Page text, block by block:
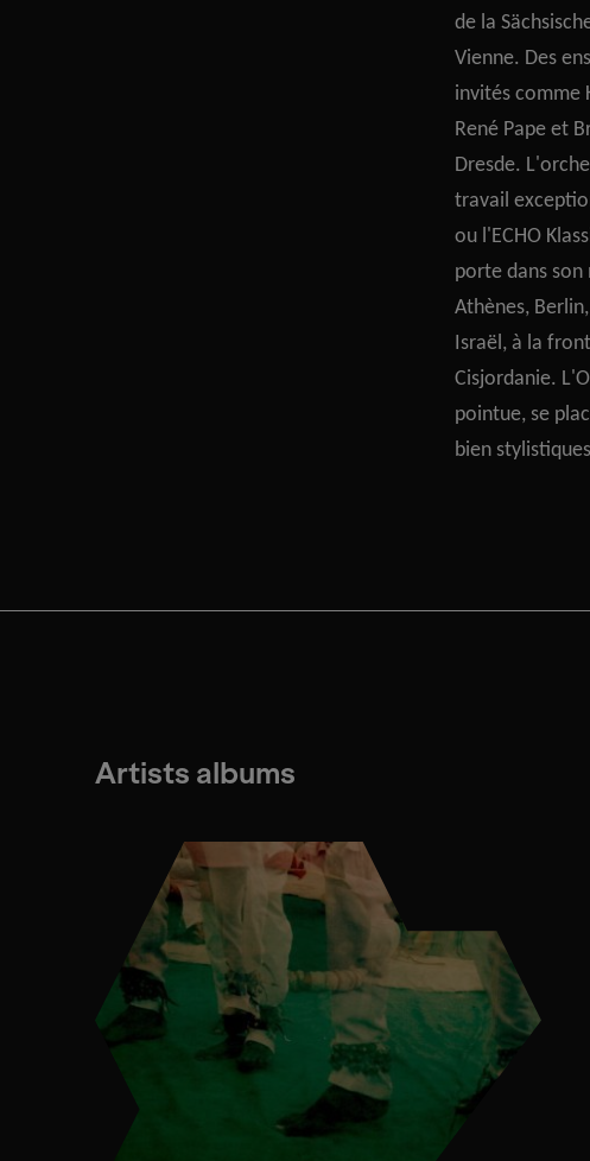
de la
Vienne. Des
invités comme
René Pape et
Dresde.
travail
ou l'ECHO
porte dans son
Athènes,
Israël, à la
Cisjordanie.
pointue, se
bien
Artists albums